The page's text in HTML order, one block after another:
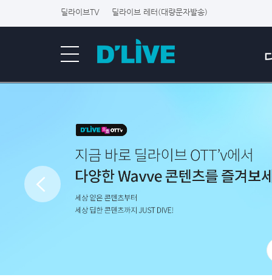
딜라이브TV 딜라이브 레터(대량문자발송)